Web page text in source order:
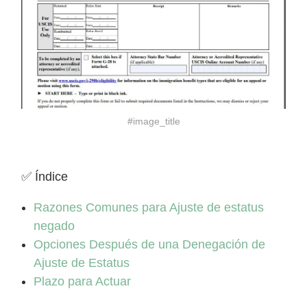
#image_title
✅ Índice
Razones Comunes para Ajuste de estatus
negado
Opciones Después de una Denegación de
Ajuste de Estatus
Plazo para Actuar